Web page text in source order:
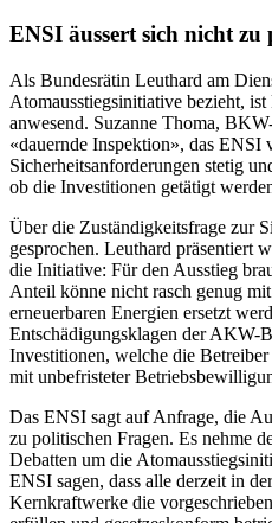
ENSI äussert sich nicht zu
Als Bundesrätin Leuthard am
Atomausstiegsinitiative bezieht,
anwesend. Suzanne Thoma,
«dauernde Inspektion», das ENSI
Sicherheitsanforderungen stetig
ob die Investitionen getätigt
Über die Zuständigkeitsfrage zur
gesprochen. Leuthard präsentiert
die Initiative: Für den Ausstieg
Anteil könne nicht rasch genug
erneuerbaren Energien ersetzt
Entschädigungsklagen der AKW-
Investitionen, welche die
mit unbefristeter
Das ENSI sagt auf Anfrage, die
zu politischen Fragen. Es nehme
Debatten um die
ENSI sagen, dass alle derzeit in
Kernkraftwerke die